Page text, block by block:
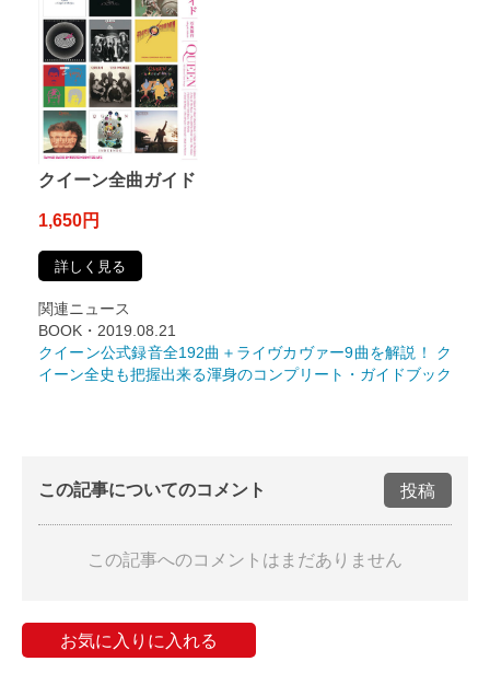
クイーン全曲ガイド
1,650円
詳しく見る
関連ニュース
BOOK・2019.08.21
クイーン公式録音全192曲＋ライヴカヴァー9曲を解説！ ク
イーン全史も把握出来る渾身のコンプリート・ガイドブック
この記事についてのコメント 投稿
この記事へのコメントはまだありません
お気に入りに入れる